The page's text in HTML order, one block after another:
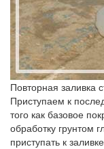
Повторная заливка
Приступаем к
того как базовое
обработку грунтом
приступать к